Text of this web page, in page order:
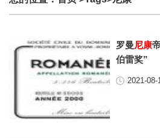
罗曼尼康
伯雷奖”
2021-